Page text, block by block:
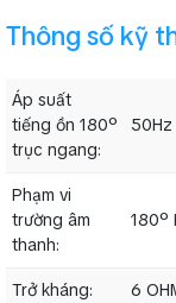
Vỏloa karaoke
nhiệt , chống trầy
Củ loa và phân tần
Karaoke, dùng được
cần treo cách tường
Thông số kỹ
Áp suất
tiếng ồn 180º
trục ngang:
Phạm vi
trường âm
thanh:
180º
Trở kháng: 6